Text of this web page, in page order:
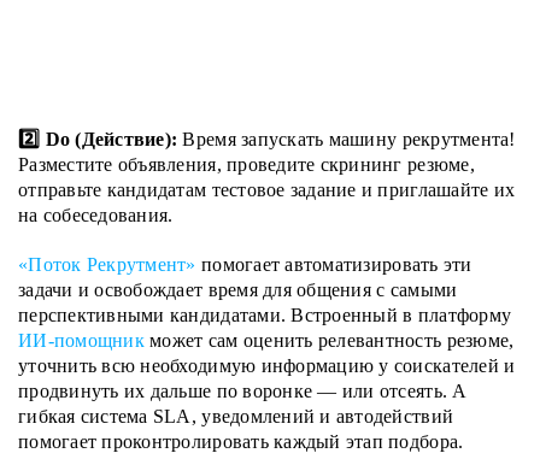
2️⃣ Do (Действие): Время запускать машину рекрутмента!
Разместите объявления, проведите скрининг резюме,
отправьте кандидатам тестовое задание и приглашайте их
на собеседования.
«Поток Рекрутмент» помогает автоматизировать эти
задачи и освобождает время для общения с самыми
перспективными кандидатами. Встроенный в платформу
ИИ-помощникможет сам оценить релевантность резюме,
уточнить всю необходимую информацию у соискателей и
продвинуть их дальше по воронке — или отсеять. А
гибкая система SLA, уведомлений и автодействий
помогает проконтролировать каждый этап подбора.